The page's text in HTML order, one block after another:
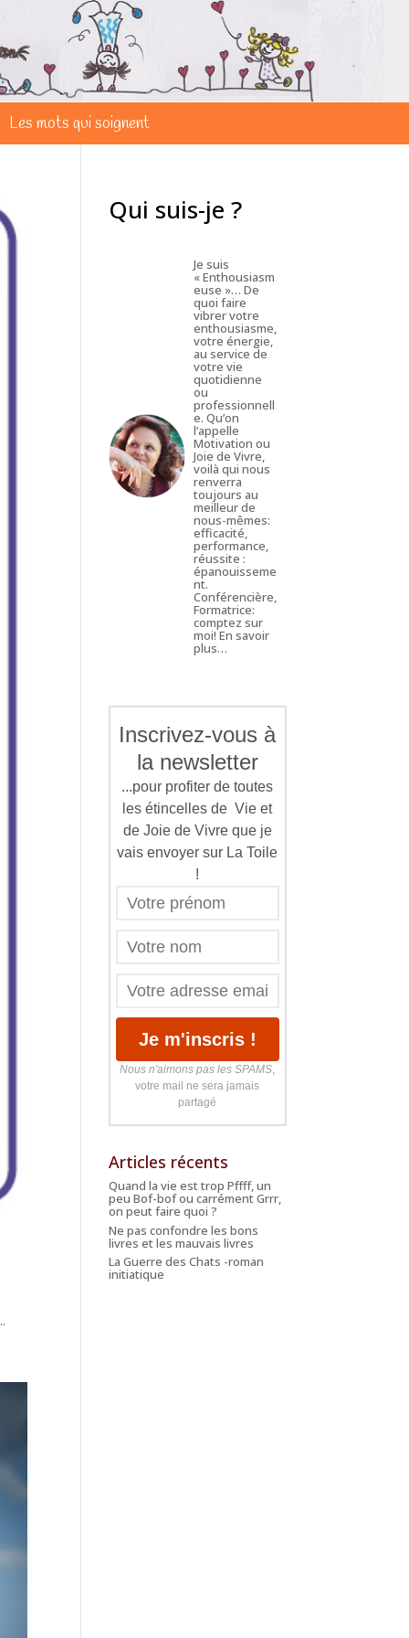
Les mots qui soignent
Qui suis-je ?
Je suis
« Enthousiasm
euse »… De
quoi faire
vibrer votre
enthousiasme,
votre énergie,
au service de
votre vie
quotidienne
ou
professionnell
e. Qu’on
l’appelle
Motivation ou
Joie de Vivre,
voilà qui nous
renverra
toujours au
meilleur de
nous-mêmes:
efficacité,
performance,
réussite :
épanouisseme
nt.
Conférencière,
Formatrice:
comptez sur
moi!En savoir
plus…
Inscrivez-vous à
la newsletter
...pour profiter de toutes
les étincelles de Vie et
de Joie de Vivre que je
vais envoyer sur La Toile
!
Nous n'aimons pas les SPAMS,
votre mail ne sera jamais
partagé
Articles récents
Quand la vie est trop Pffff, un
peu Bof-bof ou carrément Grrr,
on peut faire quoi ?
Ne pas confondre les bons
livres et les mauvais livres
La Guerre des Chats -roman
initiatique